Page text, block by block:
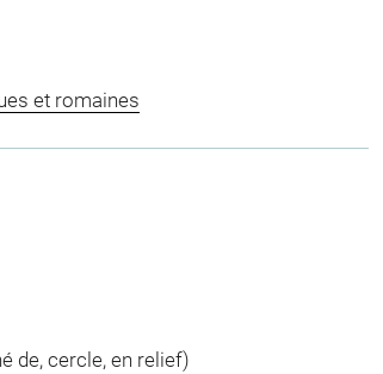
et romaines
de, cercle, en relief)